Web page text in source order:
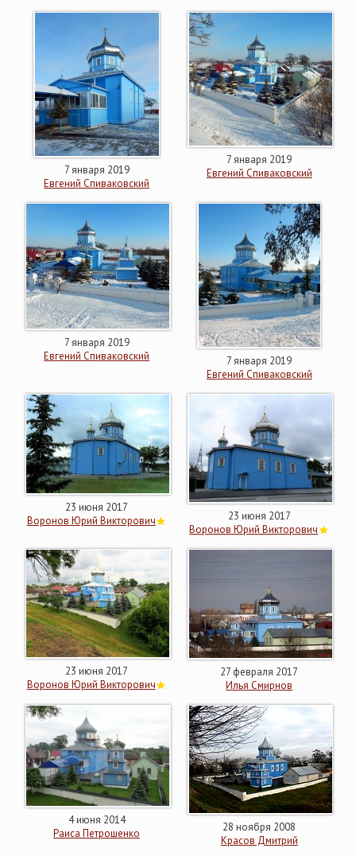
7 января 2019
Евгений Спиваковский
7 января 2019
Евгений Спиваковский
7 января 2019
Евгений Спиваковский
7 января 2019
Евгений Спиваковский
23 июня 2017
Воронов Юрий Викторович
23 июня 2017
Воронов Юрий Викторович
23 июня 2017
Воронов Юрий Викторович
27 февраля 2017
Илья Смирнов
4 июня 2014
Раиса Петрошенко
28 ноября 2008
Красов Дмитрий